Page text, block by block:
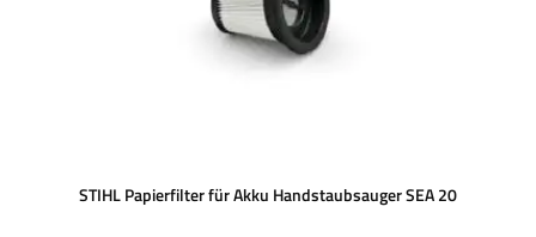
STIHL Papierfilter für Akku Handstaubsauger SEA 20